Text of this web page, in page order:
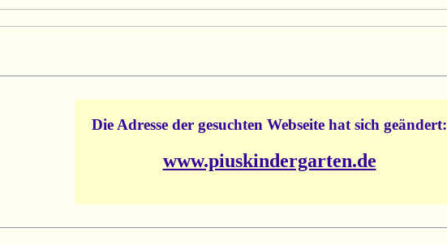
Die Adresse der gesuchten Webseite hat sich geändert:
www.piuskindergarten.de